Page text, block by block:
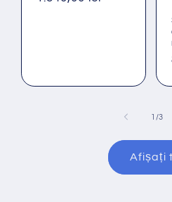
1 /din
3
Afișați